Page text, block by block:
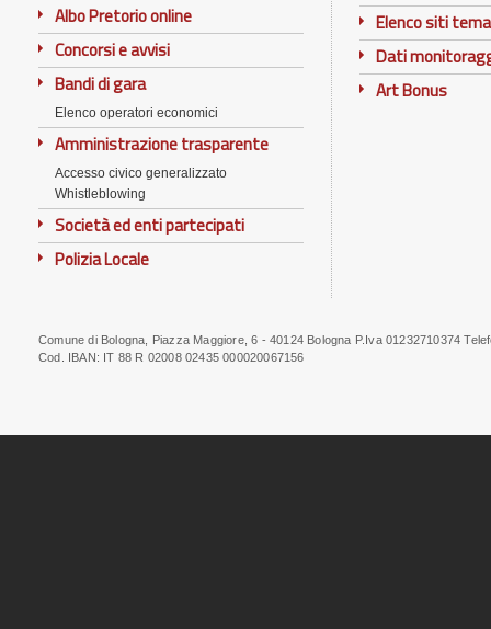
Albo Pretorio online
Concorsi e avvisi
Bandi di gara
Elenco operatori economici
Amministrazione trasparente
Accesso civico generalizzato
Whistleblowing
Società ed enti partecipati
Polizia Locale
Elenco siti
Dati
Art Bonus
Note
Comune di Bologna, Piazza Maggiore, 6 - 40124 Bologna P.Iva 01232710374
Cod. IBAN: IT 88 R 02008 02435 000020067156